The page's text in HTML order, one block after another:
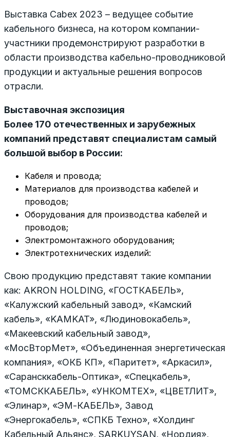
Выставка Cabex 2023 – ведущее событие
кабельного бизнеса, на котором компании-
участники продемонстрируют разработки в
области производства кабельно-проводниковой
продукции и актуальные решения вопросов
отрасли.
Выставочная экспозиция
Более 170 отечественных и зарубежных
компаний представят специалистам самый
большой выбор в России:
Кабеля и провода;
Материалов для производства кабелей и
проводов;
Оборудования для производства кабелей и
проводов;
Электромонтажного оборудования;
Электротехнических изделий:
Свою продукцию представят такие компании
как: AKRON HOLDING, «ГОСТКАБЕЛЬ»,
«Калужский кабельный завод», «Камский
кабель», «KAMKAT», «Людиновокабель»,
«Макеевский кабельный завод»,
«МосВторМет», «Объединенная энергетическая
компания», «ОКБ КП», «Паритет», «Аркасил»,
«Сарансккабель-Оптика», «Спецкабель»,
«ТОМСККАБЕЛЬ», «УНКОМТЕХ», «ЦВЕТЛИТ»,
«Элинар», «ЭМ-КАБЕЛЬ», Завод
«Энергокабель», «СПКБ Техно», «Холдинг
Кабельный Альянс», SARKUYSAN, «Нордия»,